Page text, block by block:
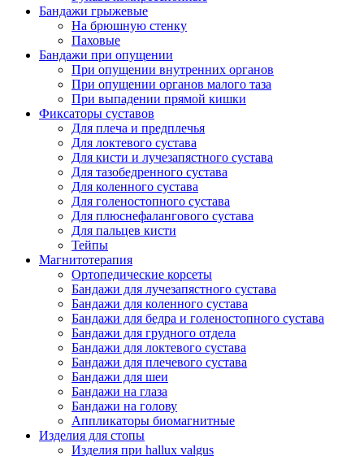
Бандажи грыжевые
На брюшную стенку
Паховые
Бандажи при опущении
При опущении внутренних органов
При опущении органов малого таза
При выпадении прямой кишки
Фиксаторы суставов
Для плеча и предплечья
Для локтевого сустава
Для кисти и лучезапястного сустава
Для тазобедренного сустава
Для коленного сустава
Для голеностопного сустава
Для плюснефалангового сустава
Для пальцев кисти
Тейпы
Магнитотерапия
Ортопедические корсеты
Бандажи для лучезапястного сустава
Бандажи для коленного сустава
Бандажи для бедра и голеностопного сустава
Бандажи для грудного отдела
Бандажи для локтевого сустава
Бандажи для плечевого сустава
Бандажи для шеи
Бандажи на глаза
Бандажи на голову
Аппликаторы биомагнитные
Изделия для стопы
Изделия при hallux valgus